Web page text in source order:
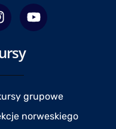
a
Y
o
u
e
grupowe
norweskiego